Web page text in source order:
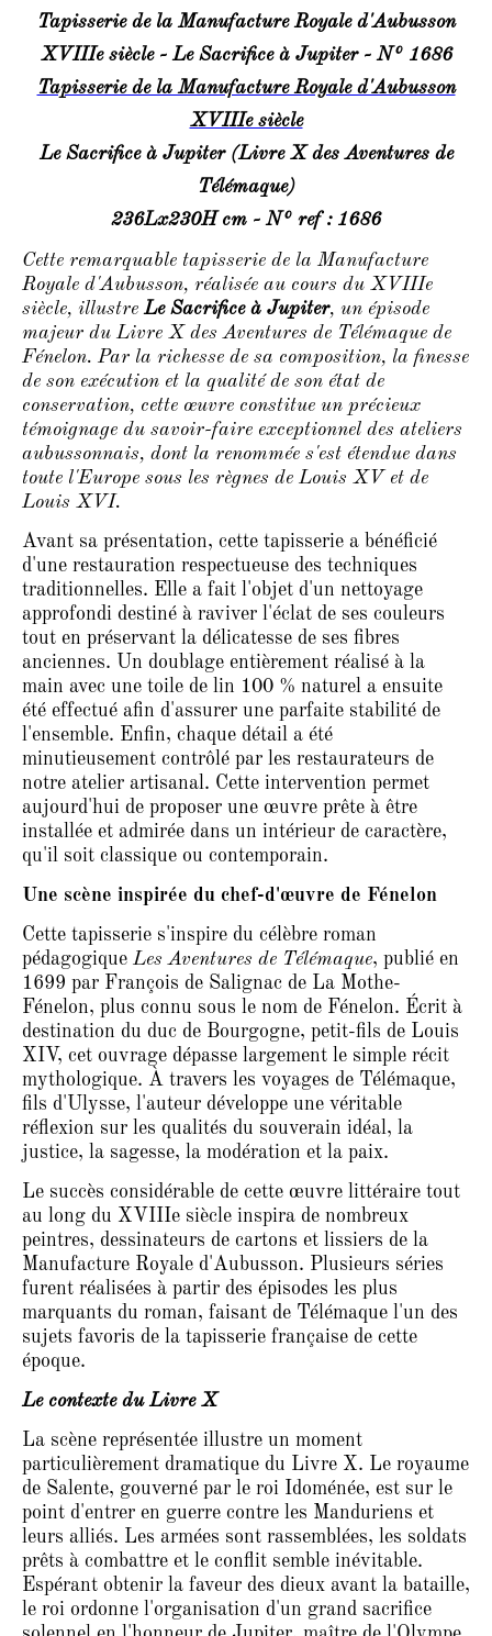
Tapisserie de la Manufacture Royale d'Aubusson
XVIIIe siècle - Le Sacrifice à Jupiter - N° 1686
Tapisserie de la Manufacture Royale d'Aubusson
XVIIIe siècle
Le Sacrifice à Jupiter (Livre X des Aventures de
Télémaque)
236Lx230H cm - N° ref : 1686
Cette remarquable tapisserie de la Manufacture
Royale d'Aubusson, réalisée au cours du XVIIIe
siècle, illustreLe Sacrifice à Jupiter, un épisode
majeur du Livre X des Aventures de Télémaque de
Fénelon. Par la richesse de sa composition, la finesse
de son exécution et la qualité de son état de
conservation, cette œuvre constitue un précieux
témoignage du savoir-faire exceptionnel des ateliers
aubussonnais, dont la renommée s'est étendue dans
toute l'Europe sous les règnes de Louis XV et de
Louis XVI.
Avant sa présentation, cette tapisserie a bénéficié
d'une restauration respectueuse des techniques
traditionnelles. Elle a fait l'objet d'un nettoyage
approfondi destiné à raviver l'éclat de ses couleurs
tout en préservant la délicatesse de ses fibres
anciennes. Un doublage entièrement réalisé à la
main avec une toile de lin 100 % naturel a ensuite
été effectué afin d'assurer une parfaite stabilité de
l'ensemble. Enfin, chaque détail a été
minutieusement contrôlé par les restaurateurs de
notre atelier artisanal. Cette intervention permet
aujourd'hui de proposer une œuvre prête à être
installée et admirée dans un intérieur de caractère,
qu'il soit classique ou contemporain.
Une scène inspirée du chef-d'œuvre de Fénelon
Cette tapisserie s'inspire du célèbre roman
pédagogique Les Aventures de Télémaque, publié en
1699 par François de Salignac de La Mothe-
Fénelon, plus connu sous le nom de Fénelon. Écrit à
destination du duc de Bourgogne, petit-fils de Louis
XIV, cet ouvrage dépasse largement le simple récit
mythologique. À travers les voyages de Télémaque,
fils d'Ulysse, l'auteur développe une véritable
réflexion sur les qualités du souverain idéal, la
justice, la sagesse, la modération et la paix.
Le succès considérable de cette œuvre littéraire tout
au long du XVIIIe siècle inspira de nombreux
peintres, dessinateurs de cartons et lissiers de la
Manufacture Royale d'Aubusson. Plusieurs séries
furent réalisées à partir des épisodes les plus
marquants du roman, faisant de Télémaque l'un des
sujets favoris de la tapisserie française de cette
époque.
Le contexte du Livre X
La scène représentée illustre un moment
particulièrement dramatique du Livre X. Le royaume
de Salente, gouverné par le roi Idoménée, est sur le
point d'entrer en guerre contre les Manduriens et
leurs alliés. Les armées sont rassemblées, les soldats
prêts à combattre et le conflit semble inévitable.
Espérant obtenir la faveur des dieux avant la bataille,
le roi ordonne l'organisation d'un grand sacrifice